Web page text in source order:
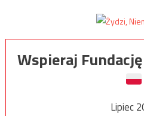
Wspieraj
Lipiec